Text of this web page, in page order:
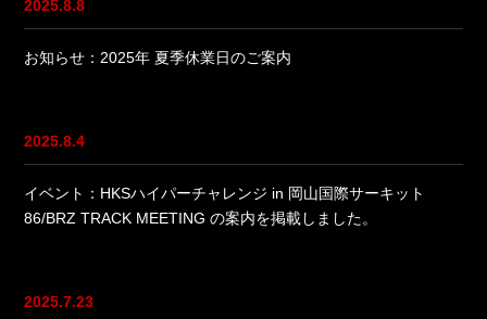
2025.8.8
お知らせ：2025年 夏季休業日のご案内
2025.8.4
イベント：HKSハイパーチャレンジ in 岡山国際サーキット
86/BRZ TRACK MEETING の案内を掲載しました。
2025.7.23